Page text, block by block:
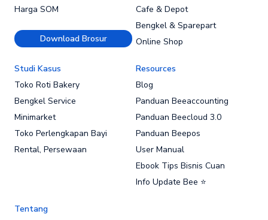
Harga SOM
Download Brosur
Cafe & Depot
Bengkel & Sparepart
Online Shop
Studi Kasus
Toko Roti Bakery
Bengkel Service
Minimarket
Toko Perlengkapan Bayi
Rental, Persewaan
Resources
Blog
Panduan Beeaccounting
Panduan Beecloud 3.0
Panduan Beepos
User Manual
Ebook Tips Bisnis Cuan
Info Update Bee ⭐
Tentang